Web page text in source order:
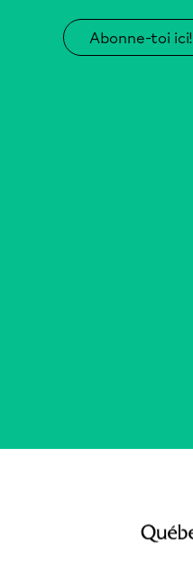
Abonne-toi ici!